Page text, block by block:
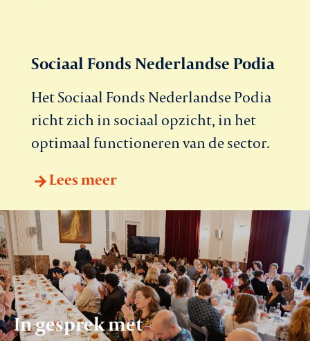
Sociaal Fonds Nederlandse Podia
Het Sociaal Fonds Nederlandse Podia
richt zich in sociaal opzicht, in het
optimaal functioneren van de sector.
Lees meer
In gesprek met